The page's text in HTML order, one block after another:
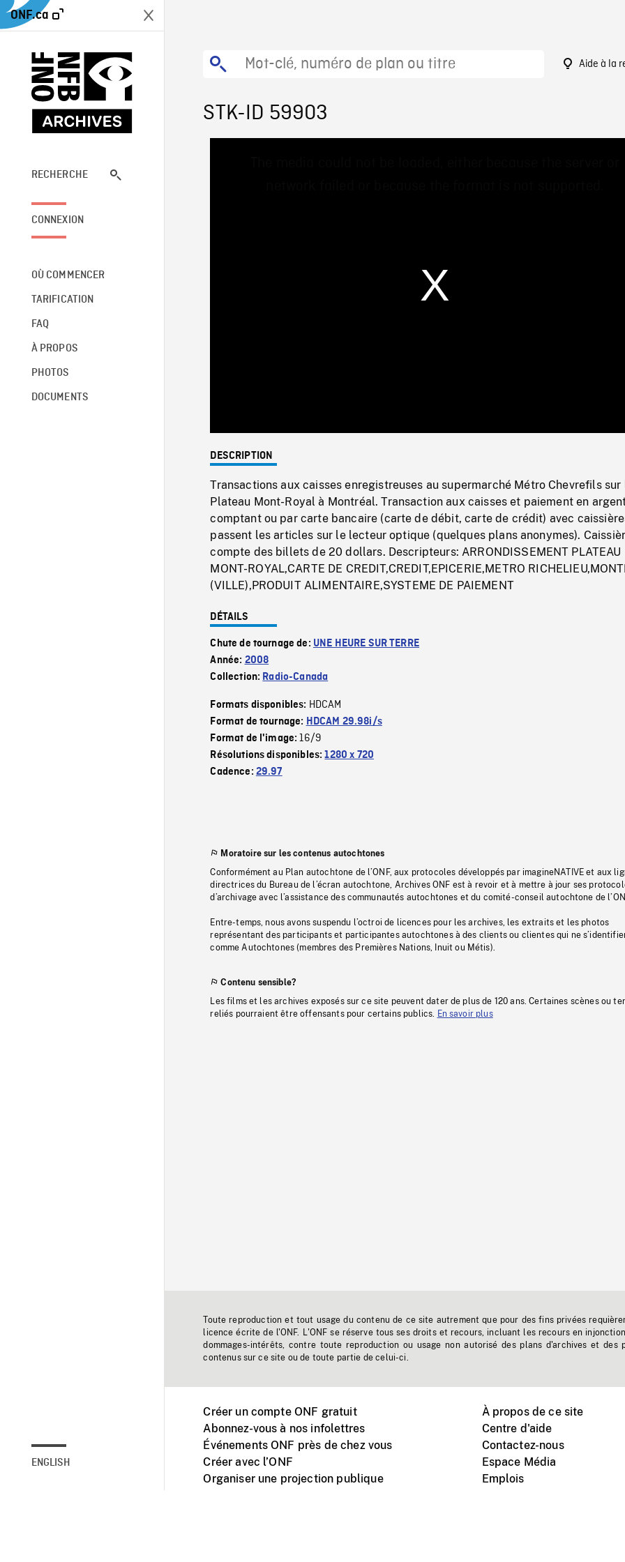
ONF.ca
RECHERCHE
CONNEXION
OÙ COMMENCER
TARIFICATION
FAQ
À PROPOS
PHOTOS
DOCUMENTS
ENGLISH
Aide à la
STK-ID 59903
0%
DESCRIPTION
Transactions aux caisses enregistreuses au supermarché Métro Chevrefils sur
Plateau Mont-Royal à Montréal. Transaction aux caisses et paiement en
comptant ou par carte bancaire (carte de débit, carte de crédit) avec
passent les articles sur le lecteur optique (quelques plans anonymes).
compte des billets de 20 dollars. Descripteurs: ARRONDISSEMENT PLATEAU
MONT-ROYAL,CARTE DE CREDIT,CREDIT,EPICERIE,METRO
(VILLE),PRODUIT ALIMENTAIRE,SYSTEME DE PAIEMENT
DÉTAILS
Chute de tournage de: UNE HEURE SUR TERRE
Année: 2008
Collection: Radio-Canada
Formats disponibles: HDCAM
Format de tournage: HDCAM 29.98i/s
Format de l'image:16/9
Résolutions disponibles:1280 x 720
Cadence: 29.97
Moratoire sur les contenus autochtones
Conformément au Plan autochtone de l’ONF, aux protocoles développés par imagineNATIVE et aux
directrices du Bureau de l’écran autochtone, Archives ONF est à revoir et à mettre à jour ses
d’archivage avec l’assistance des communautés autochtones et du comité-conseil autochtone de
Entre-temps, nous avons suspendu l’octroi de licences pour les archives, les extraits et les photos
représentant des participants et participantes autochtones à des clients ou clientes qui ne
comme Autochtones (membres des Premières Nations, Inuit ou Métis).
Contenu sensible?
Les films et les archives exposés sur ce site peuvent dater de plus de 120 ans. Certaines scènes ou
reliés pourraient être offensants pour certains publics.
En savoir plus
Toute reproduction et tout usage du contenu de ce site autrement que pour des fins privées
licence écrite de l'ONF. L'ONF se réserve tous ses droits et recours, incluant les recours en
dommages-intérêts, contre toute reproduction ou usage non autorisé des plans d'archives et des
contenus sur ce site ou de toute partie de celui-ci.
Créer un compte ONF gratuit
Abonnez-vous à nos infolettres
Événements ONF près de chez vous
Créer avec l’ONF
Organiser une projection publique
À propos de ce site
Centre d'aide
Contactez-nous
Espace Média
Emplois